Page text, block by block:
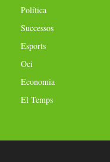
Política
Successos
Esports
Oci
Economia
El Temps